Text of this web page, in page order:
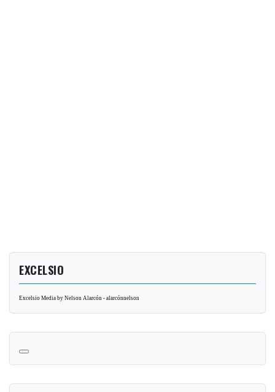
EXCELSIO
Excelsio Media by Nelson Alarcón - alarcónnelson